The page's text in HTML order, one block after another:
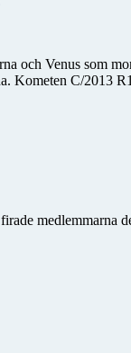
och Venus som
Kometen C/2013
medlemmarna